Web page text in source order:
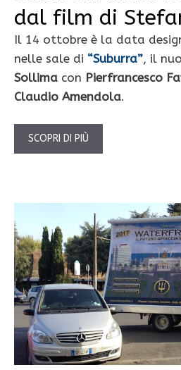
dal film di
Il 14 ottobre è la data
nelle sale di “Suburra”, il
Sollima con Pierfrancesco
Claudio Amendola.
SCOPRI DI PIÙ